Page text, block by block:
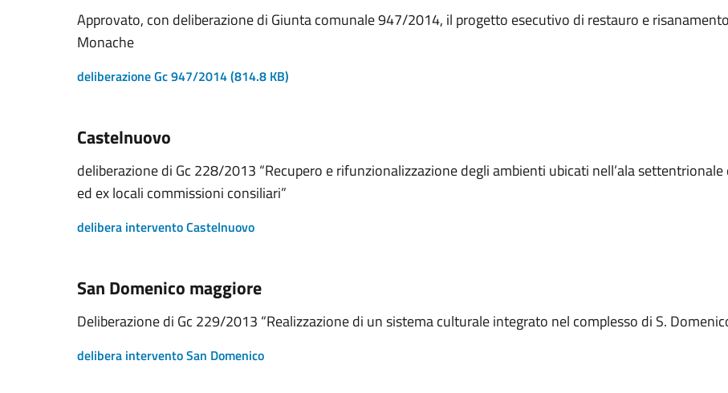
Approvato, con deliberazione di Giunta comunale 947/2014, il progetto esecutivo di restauro e
Monache
deliberazione Gc 947/2014(814.8 KB)
Castelnuovo
deliberazione di Gc 228/2013 “Recupero e rifunzionalizzazione degli ambienti ubicati nell’ala
ed ex locali commissioni consiliari”
delibera intervento Castelnuovo
San Domenico maggiore
Deliberazione di Gc 229/2013 “Realizzazione di un sistema culturale integrato nel complesso di S.
delibera intervento San Domenico